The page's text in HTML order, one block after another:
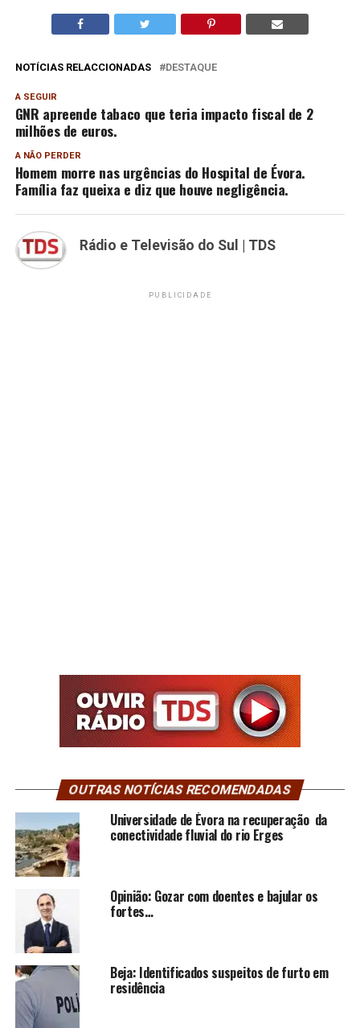
NOTÍCIAS RELACCIONADAS DESTAQUE
A SEGUIR
GNR apreende tabaco que teria impacto fiscal de 2
milhões de euros.
A NÃO PERDER
Homem morre nas urgências do Hospital de Évora.
Família faz queixa e diz que houve negligência.
Rádio e Televisão do Sul | TDS
PUBLICIDADE
OUTRAS NOTÍCIAS RECOMENDADAS
Universidade de Évora na recuperação da
conectividade fluvial do rio Erges
Opinião: Gozar com doentes e bajular os
fortes…
Beja: Identificados suspeitos de furto em
residência